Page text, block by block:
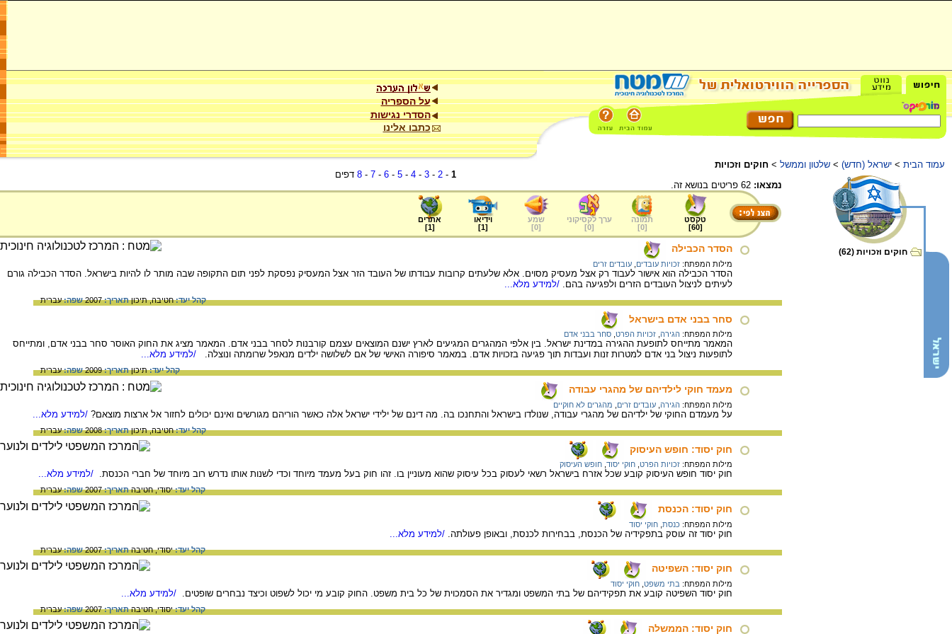
על הספריה
הסדרי נגישות
כתבו אלינו
עמוד הבית > ישראל (חדש) > שלטון וממשל > חוקים וזכויות
חוקים וזכויות (62)
1
-
2
-
3
-
4
-
5
-
6
-
7
-
8 דפים
נמצאו:
טקסט
[
60
]
תמונה
[
0
]
ערך לקסיקוני
[
0
]
שמע
[
0
]
וידיאו
[
1
]
אתרים
[
1
]
הסדר הכבילה
מילות המפתח: זכויות עובדים עובדים זרים
הסדר הכבילה הוא אישור לעבוד רק אצל מעסיק מסוים. אלא שלעתים קרובות עבודתו של העובד הזר אצל המעסיק נפסקת לפני תום התקופה שבה מותר לו להיות בישראל. הסדר הכבילה גורם
לעיתים לניצול העובדים הזרים ולפגיעה בהם. /למידע מלא...
קהל יעד:חטיבה,תיכוןתאריך:2007 שפה:עברית
סחר בבני אדם בישראל
מילות המפתח: הגירה זכויות הפרט סחר בבני אדם
המאמר מתייחס לתופעת ההגירה במדינת ישראל. בין אלפי המהגרים המגיעים לארץ ישנם המוצאים עצמם קורבנות לסחר בבני אדם. המאמר מציג את החוק האוסר סחר בבני אדם, ומתייחס
לתופעות ניצול בני אדם למטרות זנות ועבדות תוך פגיעה בזכויות אדם. במאמר סיפורה האישי של אם לשלושה ילדים מנאפל שרומתה ונוצלה.
/למידע מלא...
קהל יעד:תיכוןתאריך:2009 שפה:עברית
מעמד חוקי לילדיהם של מהגרי עבודה
מילות המפתח: הגירה עובדים זרים מהגרים לא חוקיים
על מעמדם החוקי של ילדיהם של מהגרי עבודה, שנולדו בישראל והתחנכו בה. מה דינם של ילידי ישראל אלה כאשר הוריהם מגורשים ואינם יכולים לחזור אל ארצות מוצאם? /למידע מלא...
קהל יעד:חטיבה,תיכוןתאריך:2008 שפה:עברית
חוק יסוד: חופש העיסוק
מילות המפתח: זכויות הפרט חוקי יסוד חופש העיסוק
חוק יסוד חופש העיסוק קובע שכל אזרח בישראל רשאי לעסוק בכל עיסוק שהוא מעוניין בו. זהו חוק בעל מעמד מיוחד וכדי לשנות אותו נדרש רוב מיוחד של חברי הכנסת. /למידע מלא...
קהל יעד:יסודי,חטיבהתאריך:2007 שפה:עברית
חוק יסוד: הכנסת
מילות המפתח: כנסת חוקי יסוד
חוק יסוד זה עוסק בתפקידיה של הכנסת, בבחירות לכנסת, ובאופן פעולתה. /למידע מלא...
קהל יעד:יסודי,חטיבהתאריך:2007 שפה:עברית
חוק יסוד: השפיטה
מילות המפתח: בתי משפט חוקי יסוד
חוק יסוד השפיטה קובע את תפקידיהם של בתי המשפט ומגדיר את הסמכוית של כל בית משפט. החוק קובע מי יכול לשפוט וכיצד נבחרים שופטים. /למידע מלא...
קהל יעד:יסודי,חטיבהתאריך:2007 שפה:עברית
חוק יסוד: הממשלה